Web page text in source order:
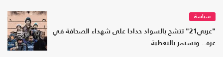
سياسة
"عربي21" تتشح بالسواد حدادا على شهداء الصحافة في
غزة.. وتستمر بالتغطية